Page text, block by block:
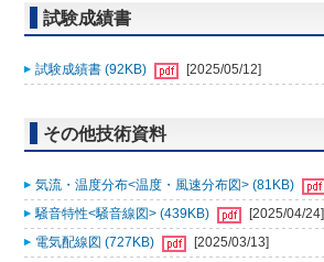
試験成績書
試験成績書 (92KB) [2025/05/12]
その他技術資料
気流・温度分布<温度・風速分布図> (81KB)
騒音特性<騒音線図> (439KB)
[2025/04/24]
電気配線図 (727KB)
[2025/03/13]